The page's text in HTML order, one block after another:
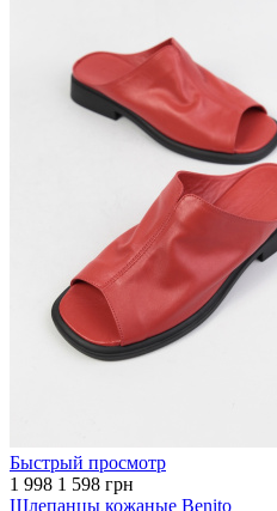
Быстрый просмотр
1 998 1 598 грн
Шлепанцы кожаные Benito